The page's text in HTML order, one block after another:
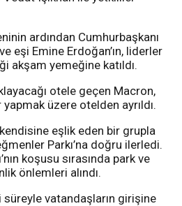
ardından Cumhurbaşkanı
eşi Emine Erdoğan’ın, liderler
akşam yemeğine katıldı.
otele geçen Macron,
üzere otelden ayrıldı.
eşlik eden bir grupla
Parkı’na doğru ilerledi.
koşusu sırasında park ve
önlemleri alındı.
süreyle vatandaşların girişine